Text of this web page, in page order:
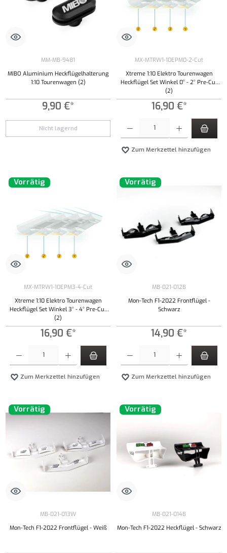
MM-MB-9481
MIBO Aluminium Heckflügelhalterung
1:10 Tourenwagen (2)
9,90 €*
Nicht lagernd
MX-MTRW1-10EPM0-2-Cut
Xtreme 1:10 Elektro Tourenwagen
Heckflügel Set Winkel 0° - 2° Pre-Cut
(2)
16,90 €*
Zum Merkzettel hinzufügen
Vorrätig
MX-MTRW1-10EPM3-4-Cut
Xtreme 1:10 Elektro Tourenwagen
Heckflügel Set Winkel 3° - 4° Pre-Cut
(2)
16,90 €*
Zum Merkzettel hinzufügen
Vorrätig
MB-021-012B
Mon-Tech F1-2022 Frontflügel -
Schwarz
14,90 €*
Zum Merkzettel hinzufügen
Vorrätig
MB-021-013W
Mon-Tech F1-2022 Frontflügel - Weiß
Vorrätig
MB-021-014B
Mon-Tech F1-2022 Heckflügel - Schwarz